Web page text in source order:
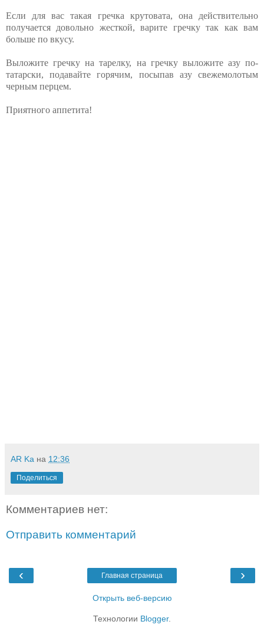
Если для вас такая гречка крутовата, она действительно
получается довольно жесткой, варите гречку так как вам
больше по вкусу.
Выложите гречку на тарелку, на гречку выложите азу по-
татарски, подавайте горячим, посыпав азу свежемолотым
черным перцем.
Приятного аппетита!
AR Ka на 12:36
Поделиться
Комментариев нет:
Отправить комментарий
‹ ›
Главная страница
Открыть веб-версию
Технологии Blogger.